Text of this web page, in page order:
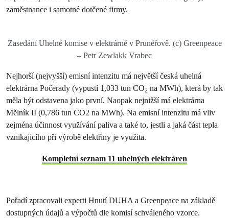
zaměstnance i samotné dotčené firmy.
Zasedání Uhelné komise v elektrárně v Prunéřově. (c) Greenpeace
– Petr Zewlakk Vrabec
Nejhorší (nejvyšší) emisní intenzitu má největší česká uhelná
elektrárna Počerady (vypustí 1,033 tun CO2 na MWh), která by tak
měla být odstavena jako první. Naopak nejnižší má elektrárna
Mělník II (0,786 tun CO2 na MWh). Na emisní intenzitu má vliv
zejména účinnost využívání paliva a také to, jestli a jaká část tepla
vznikajícího při výrobě elektřiny je využita.
Kompletní seznam 11 uhelných elektráren
Pořadí zpracovali experti Hnutí DUHA a Greenpeace na základě
dostupných údajů a výpočtů dle komisí schváleného vzorce.